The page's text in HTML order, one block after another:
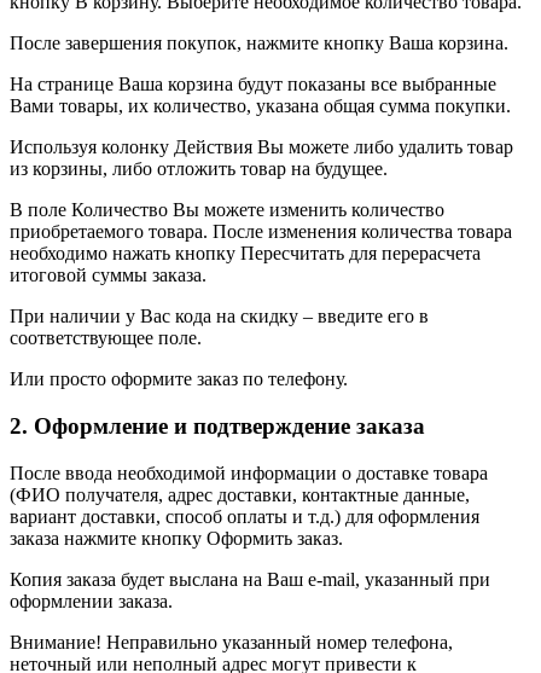
После завершения покупок, нажмите кнопку Ваша корзина.
На странице Ваша корзина будут показаны все выбранные
Вами товары, их количество, указана общая сумма покупки.
Используя колонку Действия Вы можете либо удалить товар
из корзины, либо отложить товар на будущее.
В поле Количество Вы можете изменить количество
приобретаемого товара. После изменения количества товара
необходимо нажать кнопку Пересчитать для перерасчета
итоговой суммы заказа.
При наличии у Вас кода на скидку – введите его в
соответствующее поле.
Или просто оформите заказ по телефону.
2. Оформление и подтверждение заказа
После ввода необходимой информации о доставке товара
(ФИО получателя, адрес доставки, контактные данные,
вариант доставки, способ оплаты и т.д.) для оформления
заказа нажмите кнопку Оформить заказ.
Копия заказа будет выслана на Ваш e-mail, указанный при
оформлении заказа.
Внимание! Неправильно указанный номер телефона,
неточный или неполный адрес могут привести к